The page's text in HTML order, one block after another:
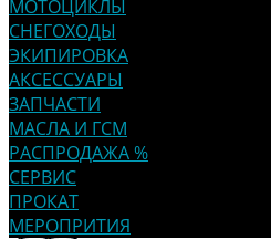
МОТОЦИКЛЫ
СНЕГОХОДЫ
ЭКИПИРОВКА
АКСЕССУАРЫ
ЗАПЧАСТИ
МАСЛА И ГСМ
РАСПРОДАЖА %
СЕРВИС
ПРОКАТ
МЕРОПРИТИЯ